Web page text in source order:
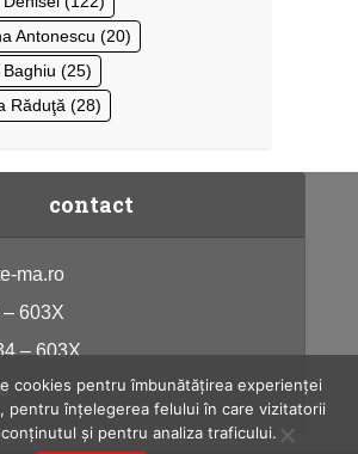
Antonescu (20)
(25)
Răduţă (28)
contact
ma.ro
– 603X
– 603X
cookies pentru îmbunătățirea experienței
pentru înțelegerea felului în care vizitatorii
și pentru analiza traficului.